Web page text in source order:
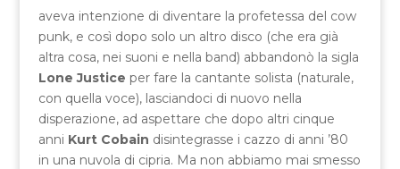
aveva intenzione di diventare la profetessa del cow
punk, e così dopo solo un altro disco (che era già
altra cosa, nei suoni e nella band) abbandonò la sigla
Lone Justice per fare la cantante solista (naturale,
con quella voce), lasciandoci di nuovo nella
disperazione, ad aspettare che dopo altri cinque
anni Kurt Cobain disintegrasse i cazzo di anni ’80
in una nuvola di cipria. Ma non abbiamo mai smesso